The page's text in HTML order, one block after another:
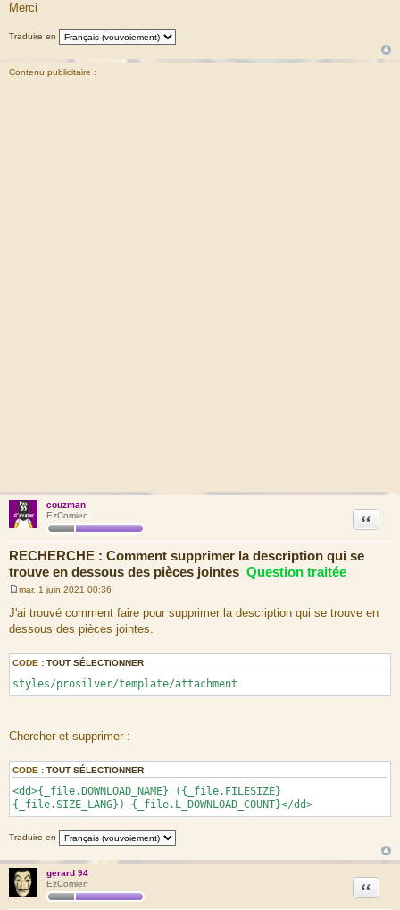
Merci
Traduire en
Contenu publicitaire :
couzman
EzComien
RECHERCHE : Comment supprimer la description qui se
trouve en dessous des pièces jointes Question traitée
Citation
e
s
s
e
mar. 1 juin 2021 00:36
J'ai trouvé comment faire pour supprimer la description qui se trouve en
dessous des pièces jointes.
CODE : TOUT SÉLECTIONNER
styles/prosilver/template/attachment
Chercher et supprimer :
CODE : TOUT SÉLECTIONNER
<dd>{_file.DOWNLOAD_NAME} ({_file.FILESIZE}
{_file.SIZE_LANG}) {_file.L_DOWNLOAD_COUNT}</dd>
Traduire en
gerard 94
EzComien
Citation